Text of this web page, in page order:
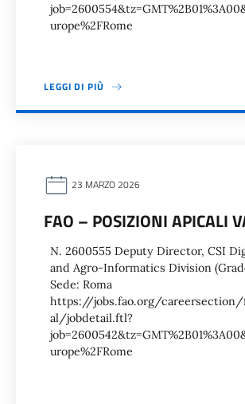
urope%2FRome
LEGGI DI PIÙ
23 MARZO 2026
FAO – POSIZIONI APICALI
N. 2600555 Deputy Director, CSI
and Agro-Informatics Division
Sede: Roma
https://jobs.fao.org/
al/jobdetail.ftl?
urope%2FRome